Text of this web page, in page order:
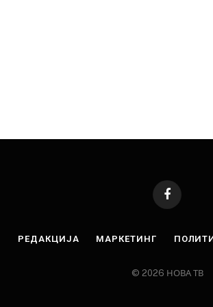
Facebook
РЕДАКЦИЈА МАРКЕТИНГ
© 2026 НОВА ТВ